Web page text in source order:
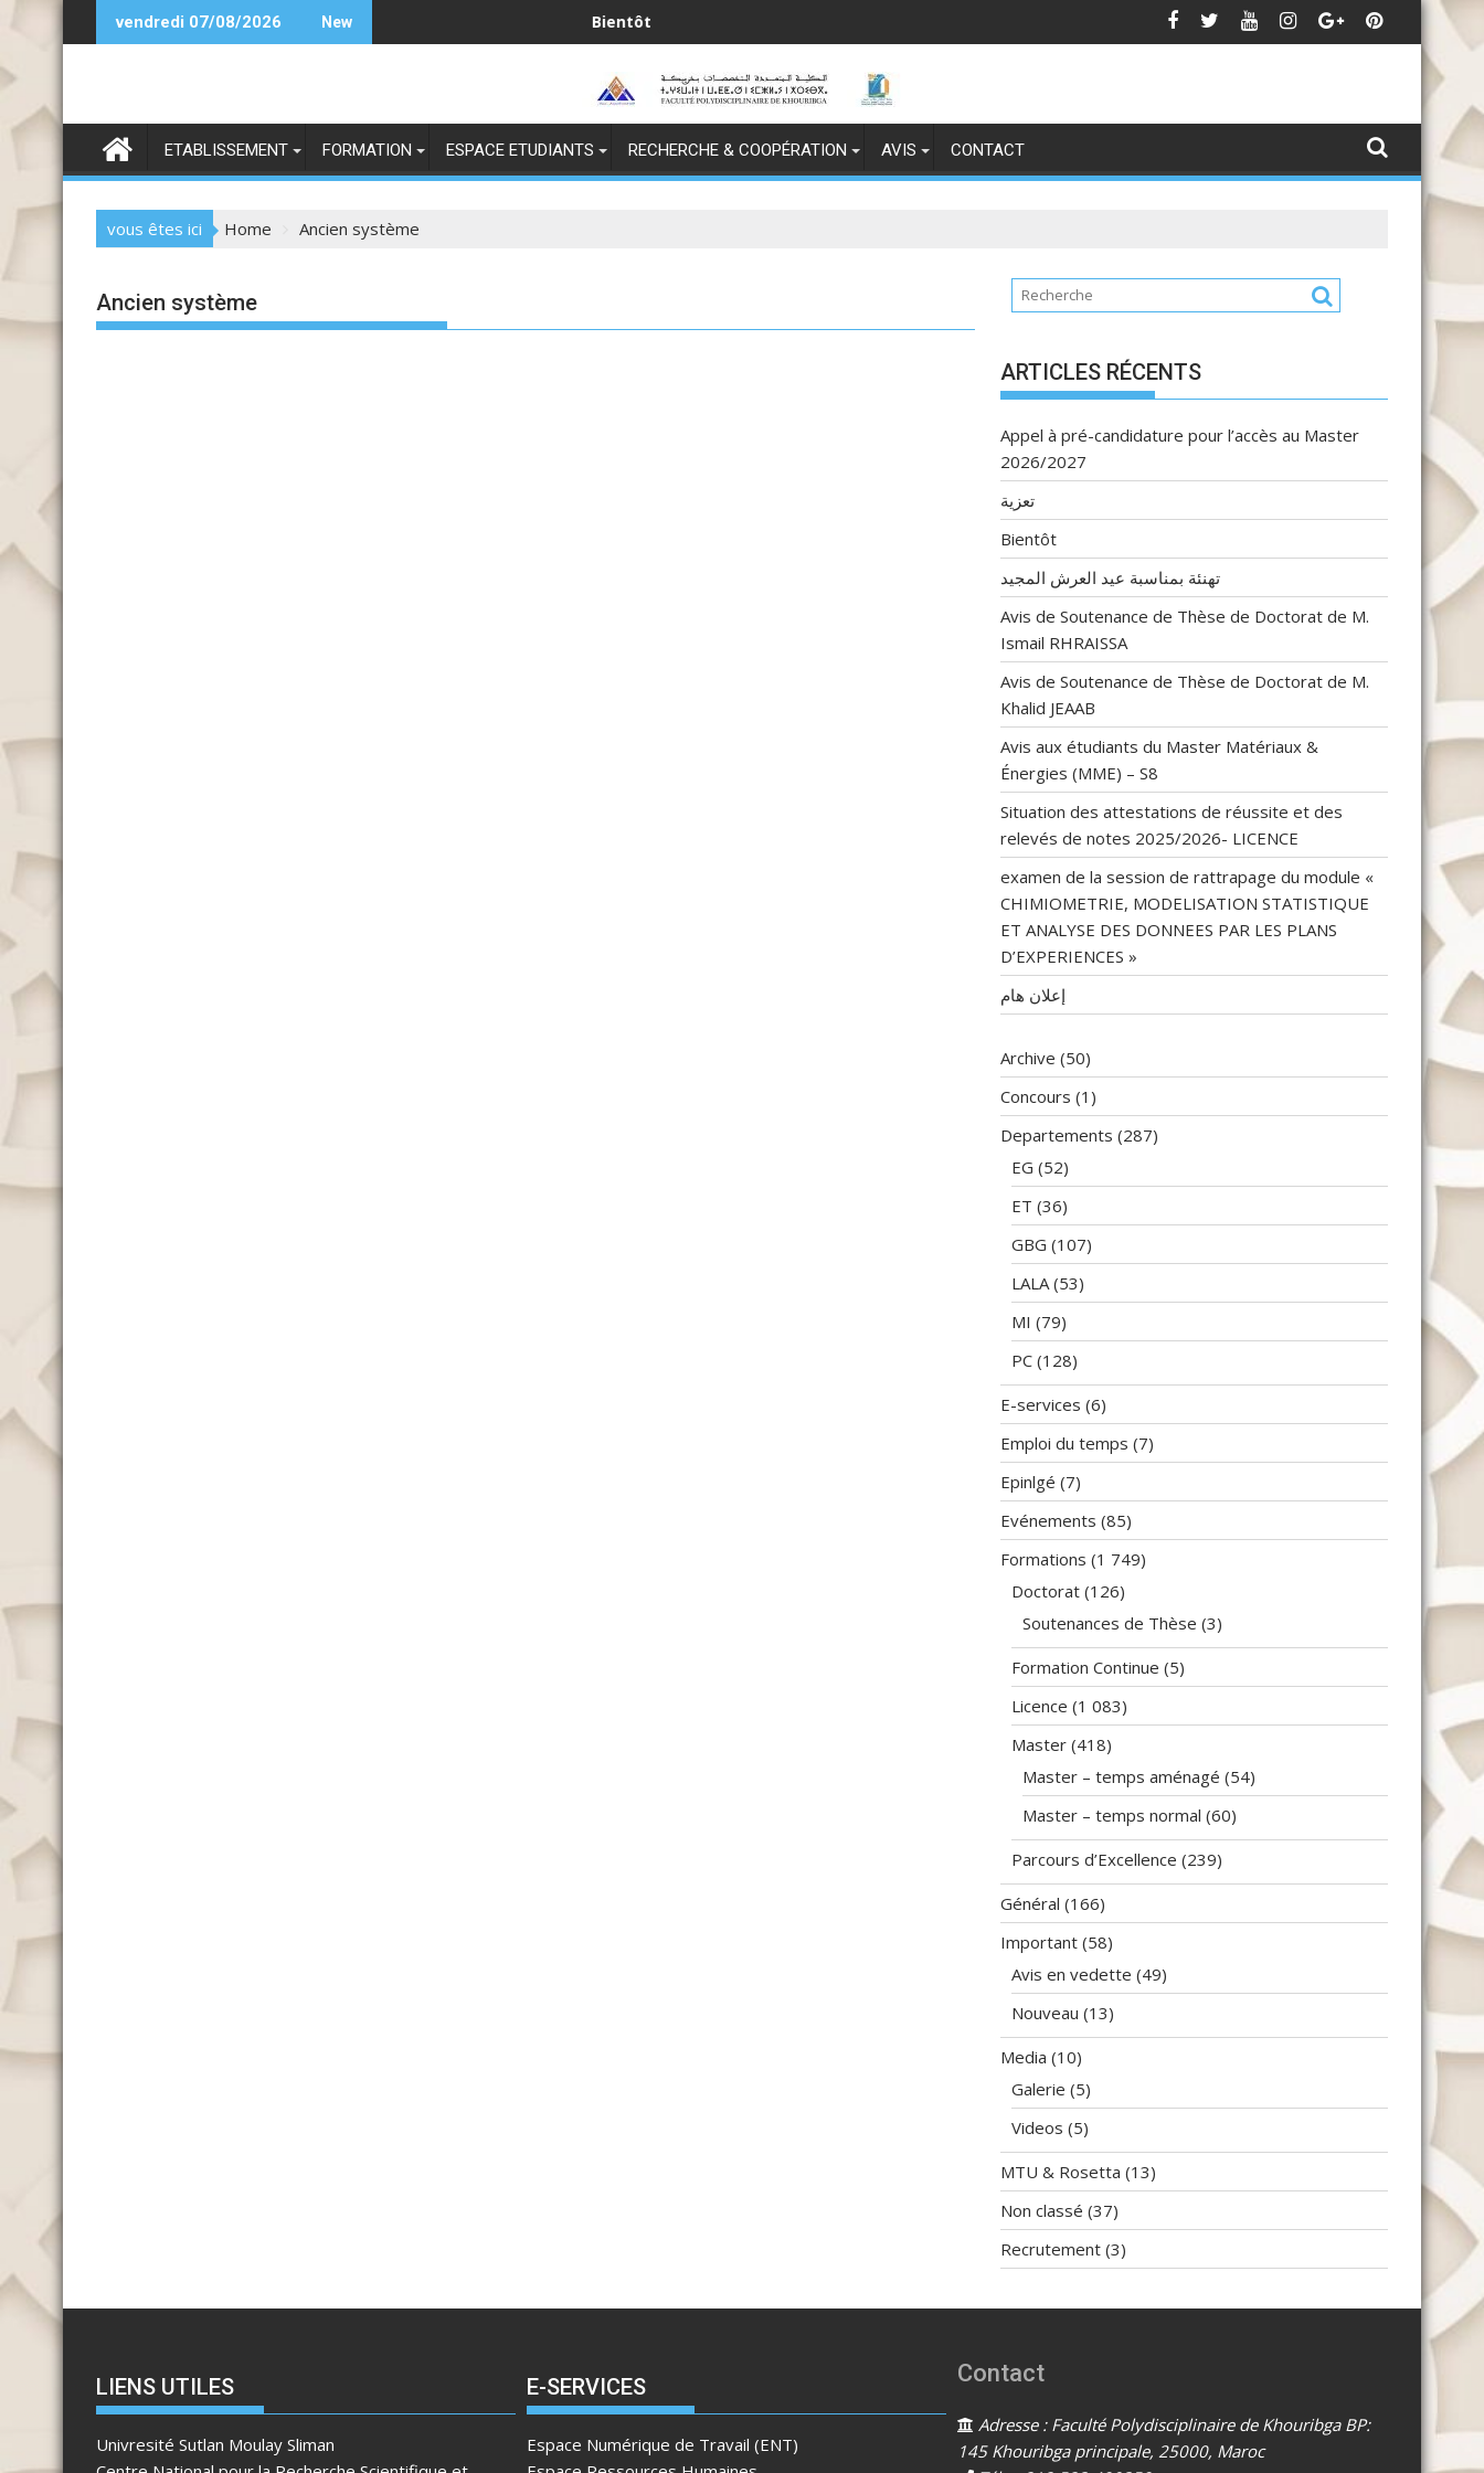
to
vendredi 07/08/2026 New تهنئة بمناسبة عيد العرش المجيد
ETABLISSEMENT FORMATION ESPACE ETUDIANTS RECHERCHE & COOPÉRATION AVIS CONTACT
vous êtes ici Home Ancien système
Ancien système
ARTICLES RÉCENTS
Appel à pré-candidature pour l’accès au Master
2026/2027
تعزية
Bientôt
تهنئة بمناسبة عيد العرش المجيد
Avis de Soutenance de Thèse de Doctorat de M.
Ismail RHRAISSA
Avis de Soutenance de Thèse de Doctorat de M.
Khalid JEAAB
Avis aux étudiants du Master Matériaux &
Énergies (MME) – S8
Situation des attestations de réussite et des
relevés de notes 2025/2026- LICENCE
examen de la session de rattrapage du module «
CHIMIOMETRIE, MODELISATION STATISTIQUE
ET ANALYSE DES DONNEES PAR LES PLANS
D’EXPERIENCES »
إعلان هام
Archive (50)
Concours (1)
Departements (287)
EG (52)
ET (36)
GBG (107)
LALA(53)
MI (79)
PC (128)
E-services (6)
Emploi du temps (7)
Epinlgé (7)
Evénements (85)
Formations (1 749)
Doctorat (126)
Soutenances de Thèse (3)
Formation Continue (5)
Licence (1 083)
Master (418)
Master – temps aménagé (54)
Master – temps normal (60)
Parcours d’Excellence (239)
Général (166)
Important (58)
Avis en vedette (49)
Nouveau (13)
Media (10)
Galerie (5)
Videos (5)
MTU & Rosetta (13)
Non classé (37)
Recrutement (3)
LIENS UTILES
Univresité Sutlan Moulay Sliman
E-SERVICES
Espace Numérique de Travail (ENT)
Contact
Adresse : Faculté Polydisciplinaire de Khouribga BP:
145 Khouribga principale, 25000, Maroc